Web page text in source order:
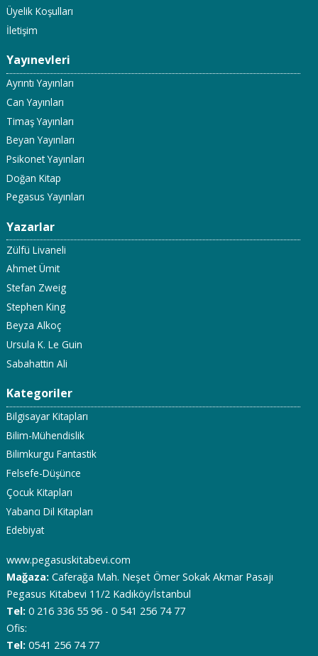
Üyelik Koşulları
İletişim
Yayınevleri
Ayrıntı Yayınları
Can Yayınları
Timaş Yayınları
Beyan Yayınları
Psikonet Yayınları
Doğan Kitap
Pegasus Yayınları
Yazarlar
Zülfü Livaneli
Ahmet Ümit
Stefan Zweig
Stephen King
Beyza Alkoç
Ursula K. Le Guin
Sabahattin Ali
Kategoriler
Bilgisayar Kitapları
Bilim-Mühendislik
Bilimkurgu Fantastik
Felsefe-Düşünce
Çocuk Kitapları
Yabancı Dil Kitapları
Edebiyat
www.pegasuskitabevi.com
Mağaza: Caferağa Mah. Neşet Ömer Sokak Akmar Pasajı
Pegasus Kitabevi 11/2 Kadıköy/İstanbul
Tel: 0 216 336 55 96 - 0 541 256 74 77
Ofis:
Tel: 0541 256 74 77